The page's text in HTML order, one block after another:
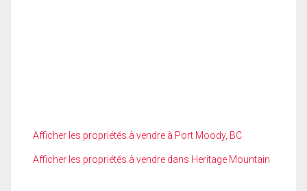
Afficher les propriétés à vendre à Port Moody, BC
Afficher les propriétés à vendre dans Heritage Mountain